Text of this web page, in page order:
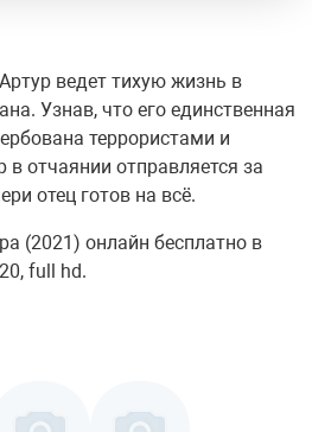
ведет тихую жизнь в
Узнав, что его единственная
террористами и
отчаянии отправляется за
отец готов на всё.
(2021) онлайн бесплатно в
full hd.